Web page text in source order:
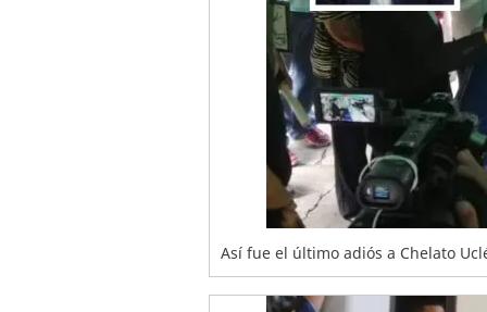
Así fue el último adiós a Chelato